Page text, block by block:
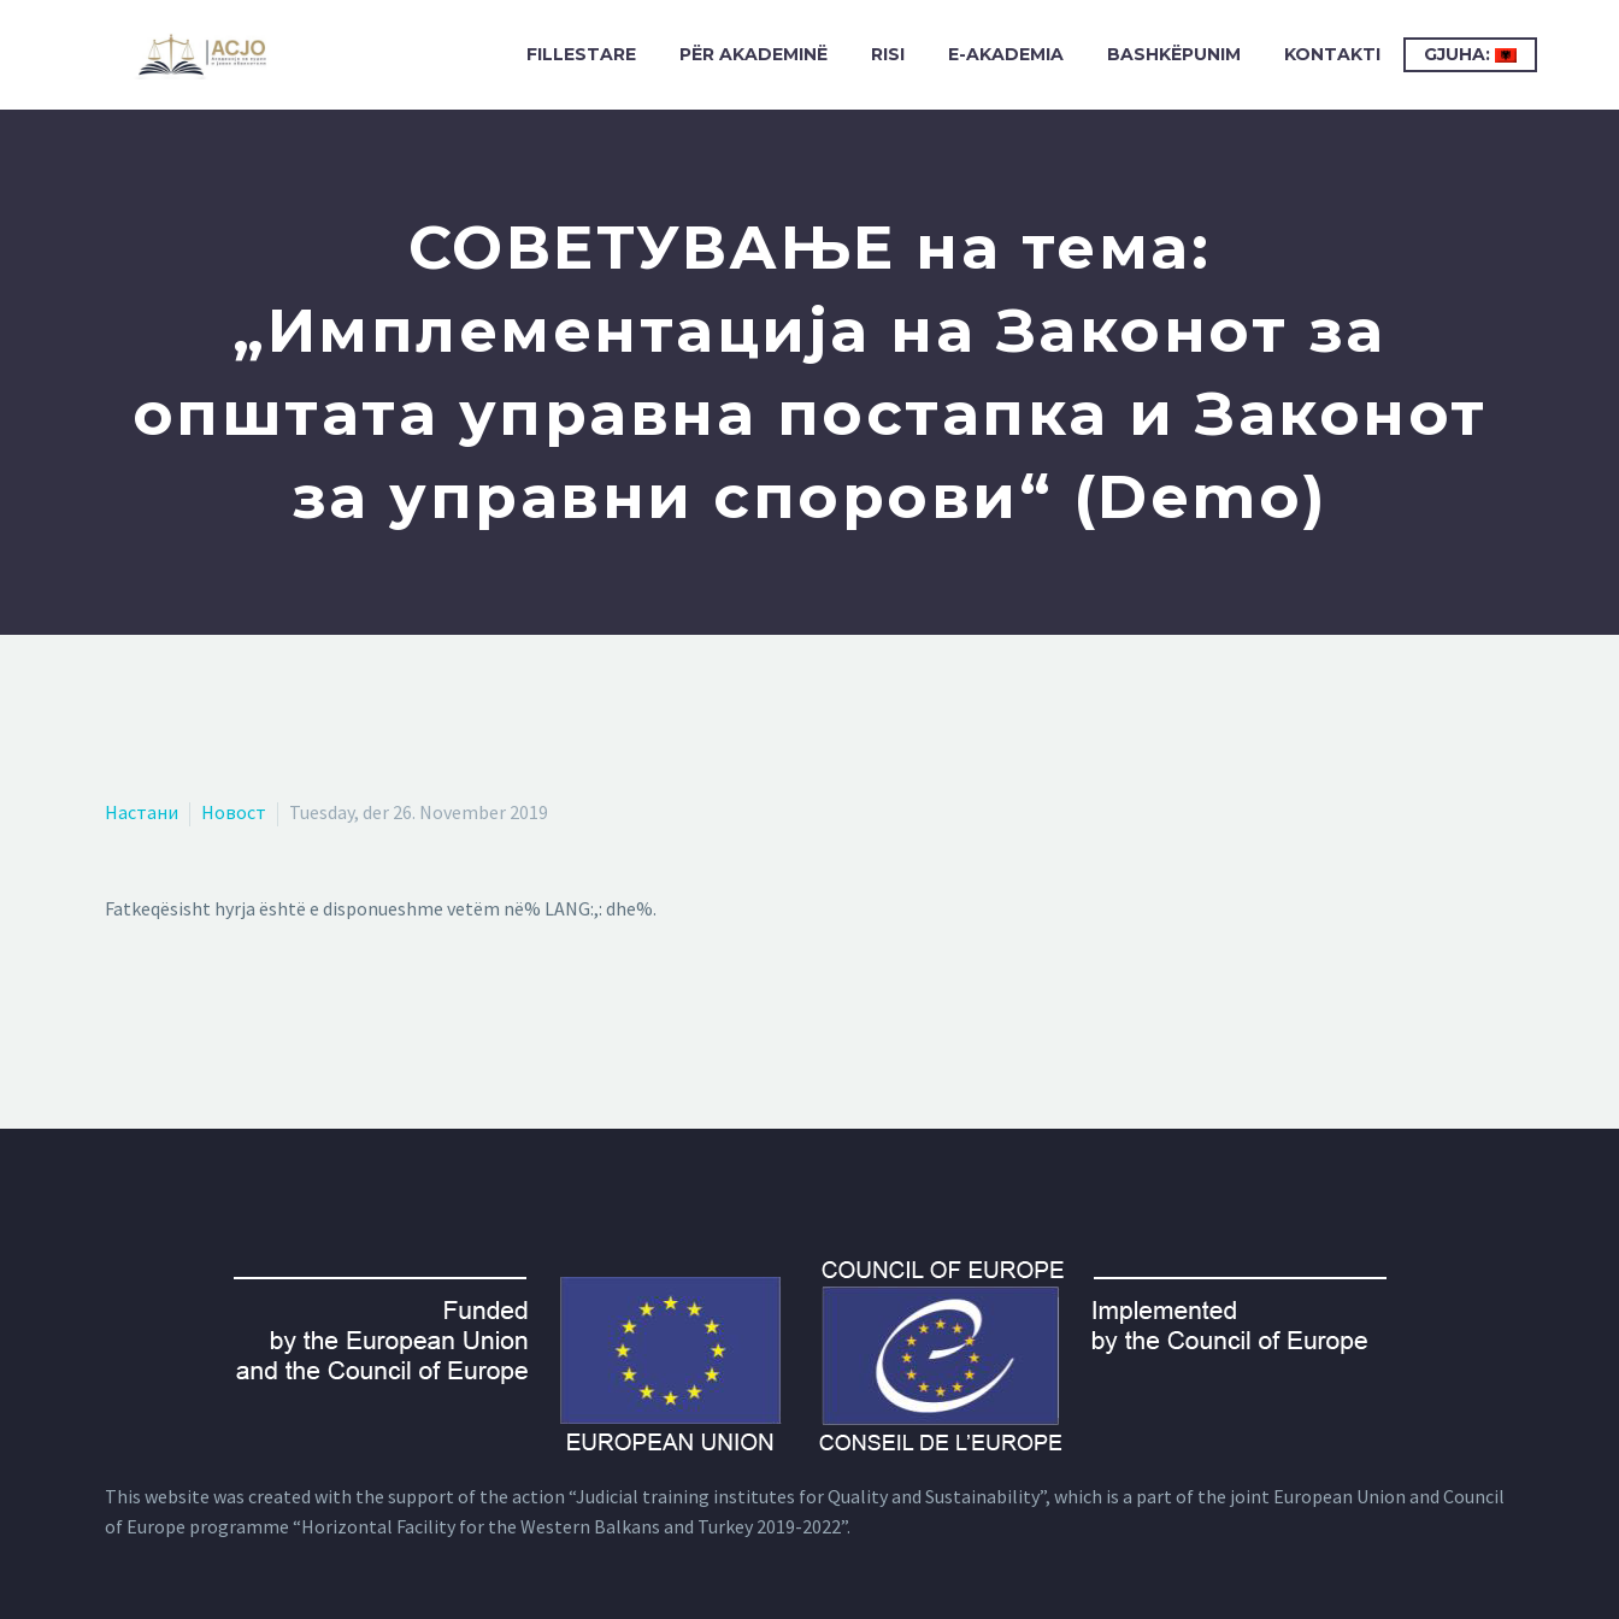
FILLESTARE PËR AKADEMINË RISI E-AKADEMIA BASHKËPUNIM KONTAKTI GJUHA:
СОВЕТУВАЊЕ на тема:
„Имплементација на Законот за
општата управна постапка и Законот
за управни спорови“ (Demo)
Настани Новост Tuesday, der 26. November 2019
Fatkeqësisht hyrja është e disponueshme vetëm në% LANG:,: dhe%.
This website was created with the support of the action “Judicial training institutes for Quality and Sustainability”, which is a part of the joint European Union and Council
of Europe programme “Horizontal Facility for the Western Balkans and Turkey 2019-2022”.